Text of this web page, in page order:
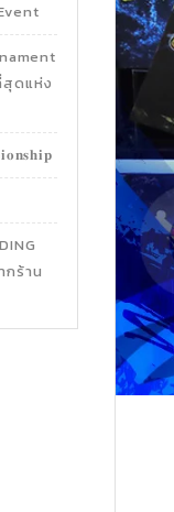
สุดแห่ง
กร้าน